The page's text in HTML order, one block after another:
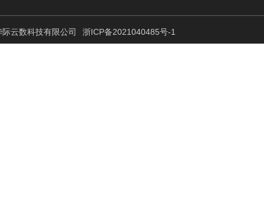
云数科技有限公司 浙ICP备2021040485号-1